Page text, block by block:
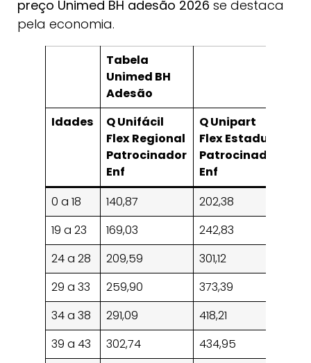
preço Unimed BH adesão 2026 se destaca
pela economia.
Tabela
Unimed BH
Adesão
Idades
Q Unifácil
Flex Regional
Patrocinador
Enf
Q Unipart
Flex Estadual
Patrocinador
Enf
0 a 18
140,87 202,38
19 a 23
169,03 242,83
24 a 28
209,59 301,12
29 a 33
259,90 373,39
34 a 38
291,09 418,21
39 a 43
302,74 434,95